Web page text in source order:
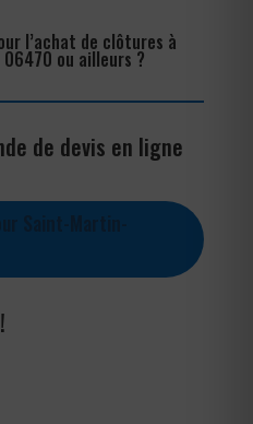
l’achat de clôtures à
ou ailleurs ?
de devis en ligne